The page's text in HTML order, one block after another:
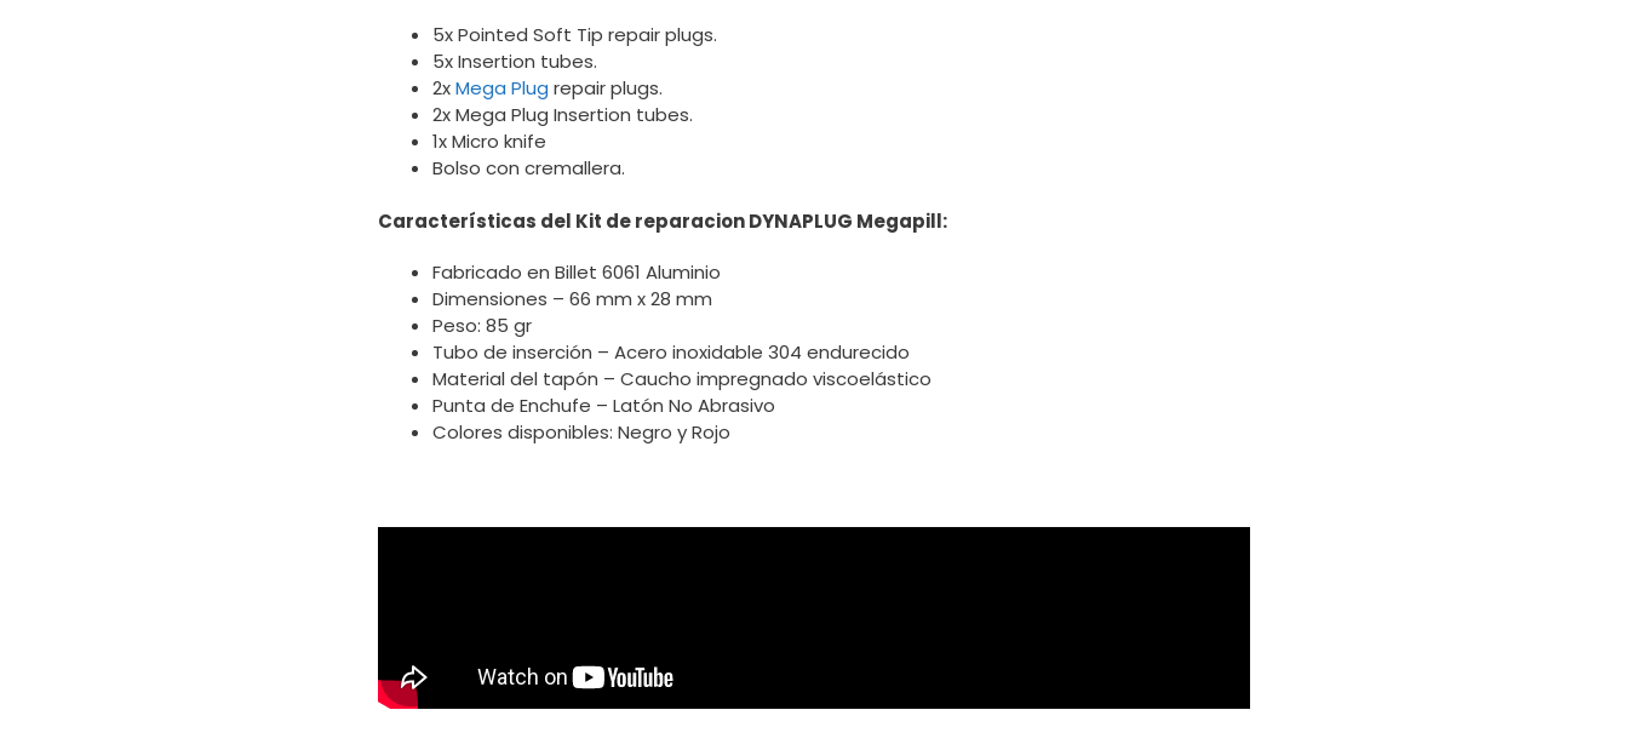
5x Pointed Soft Tip repair plugs.
5x Insertion tubes.
2xMega Plug repair plugs.
2x Mega Plug Insertion tubes.
1x Micro knife
Bolso con cremallera.
Características del Kit de reparacion DYNAPLUG Megapill:
Fabricado en Billet 6061 Aluminio
Dimensiones – 66 mm x 28 mm
Peso: 85 gr
Tubo de inserción – Acero inoxidable 304 endurecido
Material del tapón – Caucho impregnado viscoelástico
Punta de Enchufe – Latón No Abrasivo
Colores disponibles: Negro y Rojo